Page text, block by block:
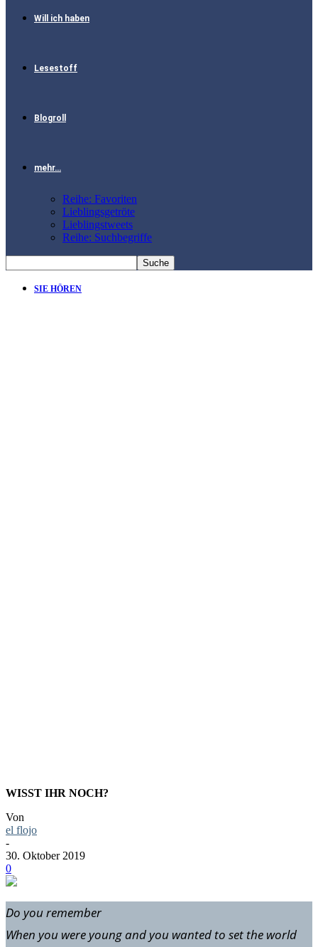
Will ich haben
Lesestoff
Blogroll
mehr…
Reihe: Favoriten
Lieblingsgetröte
Lieblingstweets
Reihe: Suchbegriffe
SIE HÖREN
WISST IHR NOCH?
Von
el flojo
-
30. Oktober 2019
0
Do you remember
When you were young and you wanted to set the world